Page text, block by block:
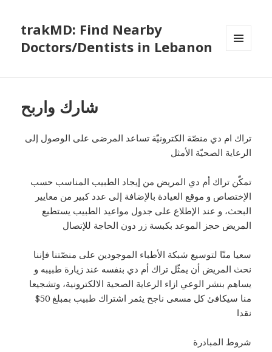
trakMD: Find Nearby
Doctors/Dentists in Lebanon
شارك واربح
تراك ام دي منصّة الكترونيّة تساعد المرضى على الوصول إلى
الرعاية الصحيّة الأمثل
تمكّن تراك أم دي المريض من إيجاد الطبيب المناسب حسب
الإختصاص و موقع العيادة بالإضافة إلى عدد كبير من معايير
البحث، و عند الإطلاع على جدول مواعيد الطبيب يستطيع
المريض حجز الموعد بكبسة زر دون الحاجة للإتصال
سعيا منّا لتوسيع شبكة الأطباء الموجودين على منصّتنا فإننا
نحث المريض أن يمثّل تراك أم دي بنفسه عند زيارة طبيبه و
يساهم بنشر الوعي ازاء الرعاية الصحية الالكترونية، وتشجيعا
منا سيكافئ كل مسعى ناجح يثمر اشتراك طبيب بمبلغ 50$
نقدا
شروط المبادرة